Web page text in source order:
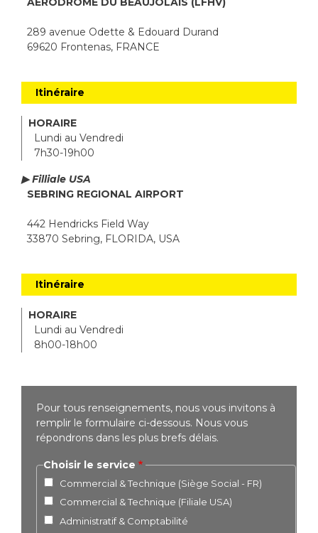
289 avenue Odette & Edouard Durand
69620 Frontenas, FRANCE
Itinéraire
HORAIRE
Lundi au Vendredi
7h30-19h00
▶ Filliale USA
SEBRING REGIONAL AIRPORT
442 Hendricks Field Way
33870 Sebring, FLORIDA, USA
Itinéraire
HORAIRE
Lundi au Vendredi
8h00-18h00
Pour tous renseignements, nous vous invitons à
remplir le formulaire ci-dessous. Nous vous
répondrons dans les plus brefs délais.
Choisir le service
Commercial & Technique (Siège Social - FR)
Commercial & Technique (Filiale USA)
Administratif & Comptabilité